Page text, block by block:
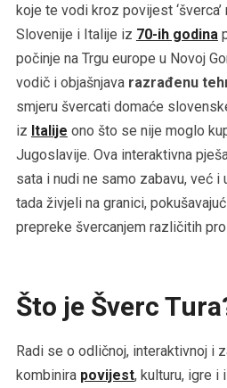
koje te vodi kroz povijest
Slovenije i Italije iz 70-ih godina
počinje na Trgu europe u Novoj
vodič i objašnjava razrađenu
smjeru švercati domaće
iz Italije ono što se nije moglo
Jugoslavije. Ova interaktivna
sata i nudi ne samo zabavu, već
tada živjeli na granici,
prepreke švercanjem različitih
Što je Šverc
Radi se o odličnoj, interaktivnoj i
kombinira povijest, kulturu, igre i